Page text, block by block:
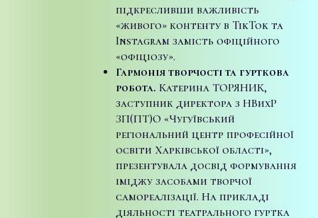
підкресливши важливість
«живого» контенту в TikTok та
Instagram замість офіційного
«офіціозу».
Гармонія творчості та гурткова
робота. Катерина ТОРЯНИК,
заступник директора з НВихР
ЗП(ПТ)О «Чугуївський
регіональний центр професійної
освіти Харківської області»,
презентувала досвід формування
іміджу засобами творчої
самореалізації. На прикладі
діяльності театрального гуртка